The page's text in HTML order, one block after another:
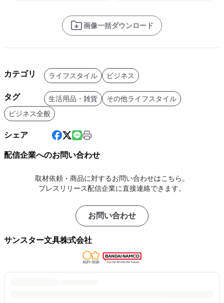
画像一括ダウンロード
カテゴリ ライフスタイル ビジネス
タグ 生活用品・雑貨
その他ライフスタイル
ビジネス全般
シェア
配信企業へのお問い合わせ
取材依頼・商品に対するお問い合わせはこちら。
プレスリリース配信企業に直接連絡できます。
お問い合わせ
サンスター文具株式会社